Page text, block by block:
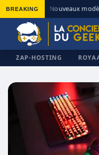
BREAKING Nouveaux
ZAP-HOSTING